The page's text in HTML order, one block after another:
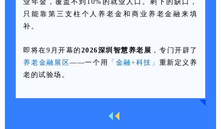
业年金，覆盖不到10%的就业人口。剩下的缺口，
只能靠第三支柱个人养老金和商业养老金融来填
补。
即将在9月开幕的 2026深圳智慧养老展 ，专门开辟了
养老金融展区——一个用 「金融+科技」 重新定义养
老的试验场。